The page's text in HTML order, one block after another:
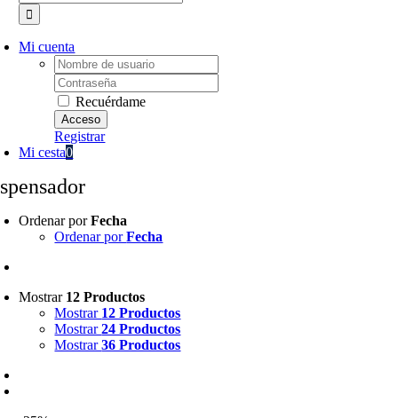
Mi cuenta
Username:
Password:
Recuérdame
Registrar
Mi cesta0
Ordenar porFecha
Ordenar porFecha
Mostrar 12 Productos
Mostrar 12 Productos
Mostrar24 Productos
Mostrar36 Productos